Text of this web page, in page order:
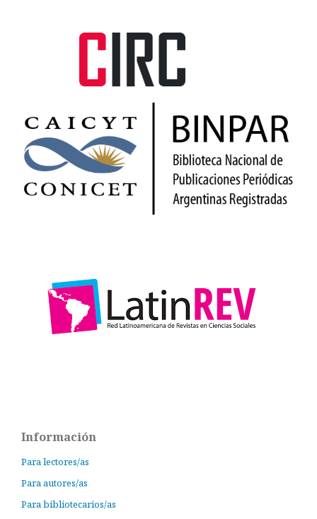
Información
Para lectores/as
Para autores/as
Para bibliotecarios/as